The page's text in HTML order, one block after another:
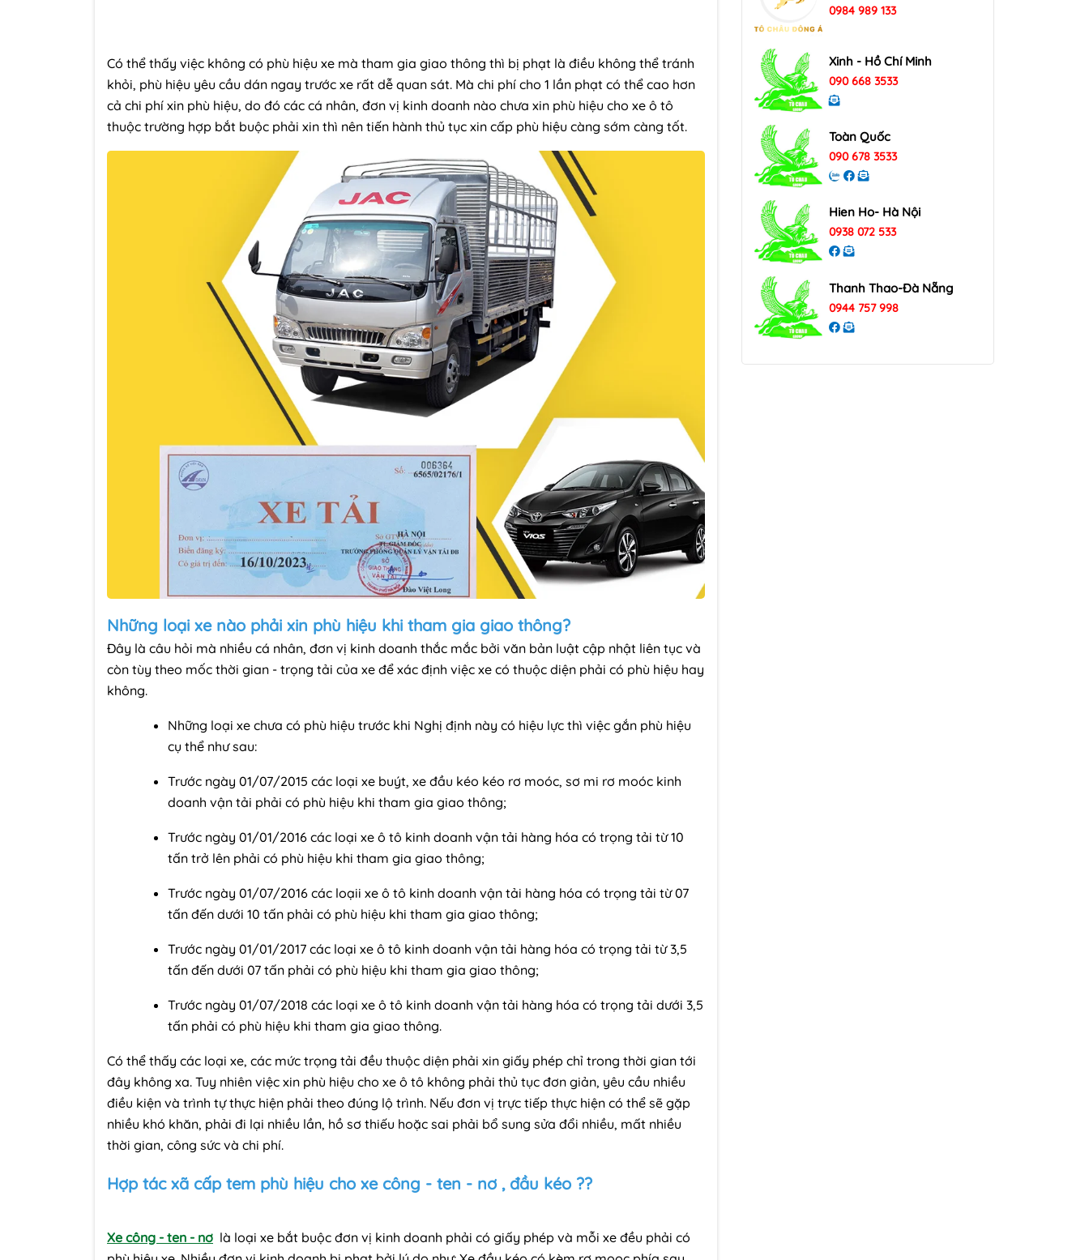
Có thể thấy việc không có phù hiệu xe mà tham gia giao thông thì bị phạt là điều không thể tránh
khỏi, phù hiệu yêu cầu dán ngay trước xe rất dễ quan sát. Mà chi phí cho 1 lần phạt có thể cao hơn
cả chi phí xin phù hiệu, do đó các cá nhân, đơn vị kinh doanh nào chưa xin phù hiệu cho xe ô tô
thuộc trường hợp bắt buộc phải xin thì nên tiến hành thủ tục xin cấp phù hiệu càng sớm càng tốt.
Những loại xe nào phải xin phù hiệu khi tham gia giao thông?
Đây là câu hỏi mà nhiều cá nhân, đơn vị kinh doanh thắc mắc bởi văn bản luật cập nhật liên tục và
còn tùy theo mốc thời gian - trọng tải của xe để xác định việc xe có thuộc diện phải có phù hiệu hay
không.
Những loại xe chưa có phù hiệu trước khi Nghị định này có hiệu lực thì việc gắn phù hiệu
cụ thể như sau:
Trước ngày 01/07/2015 các loại xe buýt, xe đầu kéo kéo rơ moóc, sơ mi rơ moóc kinh
doanh vận tải phải có phù hiệu khi tham gia giao thông;
Trước ngày 01/01/2016 các loại xe ô tô kinh doanh vận tải hàng hóa có trọng tải từ 10
tấn trở lên phải có phù hiệu khi tham gia giao thông;
Trước ngày 01/07/2016 các loạii xe ô tô kinh doanh vận tải hàng hóa có trọng tải từ 07
tấn đến dưới 10 tấn phải có phù hiệu khi tham gia giao thông;
Trước ngày 01/01/2017 các loại xe ô tô kinh doanh vận tải hàng hóa có trọng tải từ 3,5
tấn đến dưới 07 tấn phải có phù hiệu khi tham gia giao thông;
Trước ngày 01/07/2018 các loại xe ô tô kinh doanh vận tải hàng hóa có trọng tải dưới 3,5
tấn phải có phù hiệu khi tham gia giao thông.
Có thể thấy các loại xe, các mức trọng tải đều thuộc diện phải xin giấy phép chỉ trong thời gian tới
đây không xa. Tuy nhiên việc xin phù hiệu cho xe ô tô không phải thủ tục đơn giản, yêu cầu nhiều
điều kiện và trình tự thực hiện phải theo đúng lộ trình. Nếu đơn vị trực tiếp thực hiện có thể sẽ gặp
nhiều khó khăn, phải đi lại nhiều lần, hồ sơ thiếu hoặc sai phải bổ sung sửa đổi nhiều, mất nhiều
thời gian, công sức và chi phí.
Hợp tác xã cấp tem phù hiệu cho xe công - ten - nơ , đầu kéo ??
Xe công - ten - nơ là loại xe bắt buộc đơn vị kinh doanh phải có giấy phép và mỗi xe đều phải có
0984 989 133
Xinh - Hồ Chí Minh
090 668 3533
Toàn Quốc
090 678 3533
Hien Ho- Hà Nội
0938 072 533
Thanh Thao-Đà Nẵng
0944 757 998